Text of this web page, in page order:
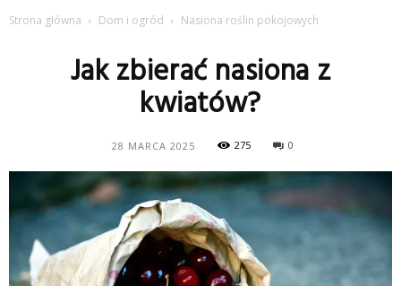
Strona główna Dom i ogród Nasiona roślin pokojowych
Jak zbierać nasiona z
kwiatów?
28 MARCA 2025 275 0